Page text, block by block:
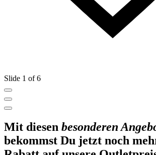
Slide 1 of 6
Mit diesen besonderen
bekommst Du jetzt noch